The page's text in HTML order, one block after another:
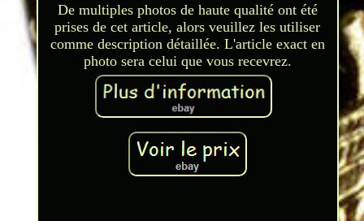
De multiples photos de haute qualité ont été
prises de cet article, alors veuillez les utiliser
comme description détaillée. L'article exact en
photo sera celui que vous recevrez.